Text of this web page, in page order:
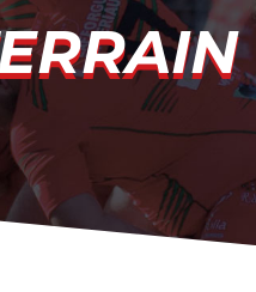
Contact
Boutique